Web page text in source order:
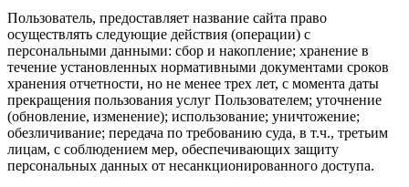
Пользователь, предоставляет название сайта право
осуществлять следующие действия (операции) с
персональными данными: сбор и накопление; хранение в
течение установленных нормативными документами сроков
хранения отчетности, но не менее трех лет, с момента даты
прекращения пользования услуг Пользователем; уточнение
(обновление, изменение); использование; уничтожение;
обезличивание; передача по требованию суда, в т.ч., третьим
лицам, с соблюдением мер, обеспечивающих защиту
персональных данных от несанкционированного доступа.